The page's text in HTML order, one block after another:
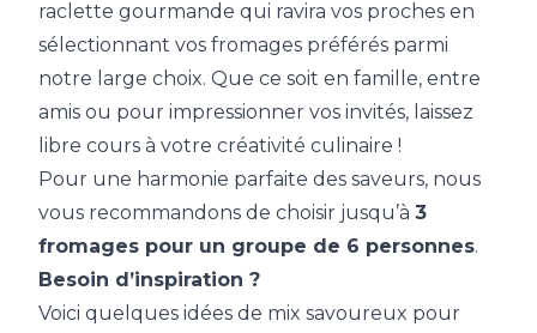
raclette gourmande qui ravira vos proches en
sélectionnant vos fromages préférés parmi
notre large choix. Que ce soit en famille, entre
amis ou pour impressionner vos invités, laissez
libre cours à votre créativité culinaire !
Pour une harmonie parfaite des saveurs, nous
vous recommandons de choisir jusqu’à 3
fromages pour un groupe de 6 personnes.
Besoin d’inspiration ?
Voici quelques idées de mix savoureux pour